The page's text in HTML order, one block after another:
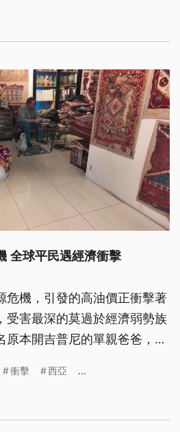
全球平民遇經濟衝擊
危機，引發的高油價正衝擊著
受害最深的莫過於經濟弱勢族
原本開吉普尼的單親爸爸，因
肥料與燃油價格雙重暴漲下，
的受害者。
衝擊 西亞 ...